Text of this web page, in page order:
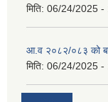
मिति: 06/24/2025 -
आ.व २०८२/०८३ को
मिति: 06/24/2025 -